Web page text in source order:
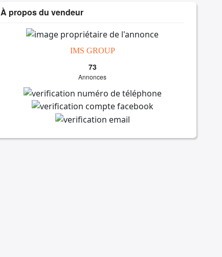
À propos du vendeur
IMS GROUP
73
Annonces